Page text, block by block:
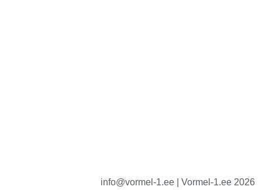
info@vormel-1.ee | Vormel-1.ee 2026